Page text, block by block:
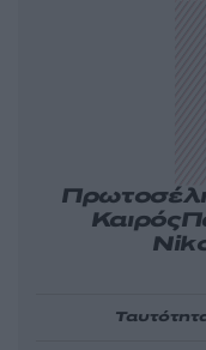
Καιρός